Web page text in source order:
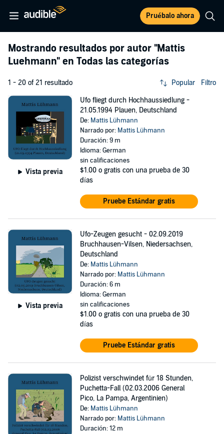
Pruébalo ahora
Mostrando resultados por autor "Mattis
Luehmann" en Todas las categorías
1 - 20 of 21 resultado Popular Filtro
Vista previa
Ufo fliegt durch Hochhaussiedlung -
21.05.1994 Plauen, Deutschland
De: Mattis Lühmann
Narrado por: Mattis Lühmann
Duración: 9 m
Idioma: German
sin calificaciones
$1.00 o gratis con una prueba de 30
días
Pruebe Estándar gratis
Vista previa
Ufo-Zeugen gesucht - 02.09.2019
Bruchhausen-Vilsen, Niedersachsen,
Deutschland
De: Mattis Lühmann
Narrado por: Mattis Lühmann
Duración: 6 m
Idioma: German
sin calificaciones
$1.00 o gratis con una prueba de 30
días
Pruebe Estándar gratis
Polizist verschwindet für 18 Stunden,
Puchetta-Fall (02.03.2006 General
Pico, La Pampa, Argentinien)
De: Mattis Lühmann
Narrado por: Mattis Lühmann
Duración: 12 m